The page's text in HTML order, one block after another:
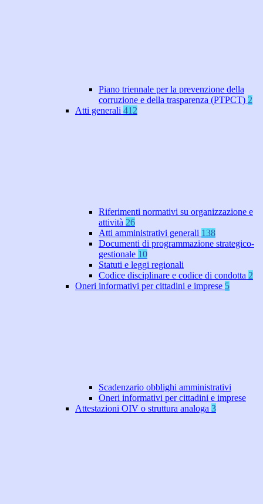
Piano triennale per la prevenzione della
corruzione e della trasparenza (PTPCT) 2
Atti generali 412
Riferimenti normativi su organizzazione e
attività 26
Atti amministrativi generali 138
Documenti di programmazione strategico-
gestionale 10
Statuti e leggi regionali
Codice disciplinare e codice di condotta 2
Oneri informativi per cittadini e imprese 5
Scadenzario obblighi amministrativi
Oneri informativi per cittadini e imprese
Attestazioni OIV o struttura analoga 3